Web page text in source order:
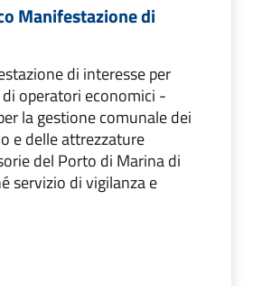
Manifestazione di
di interesse per
operatori economici -
la gestione comunale dei
e delle attrezzature
del Porto di Marina di
servizio di vigilanza e